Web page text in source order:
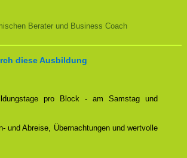
Berater und Business Coach
diese Ausbildung
pro Block - am Samstag und
und Abreise, Übernachtungen und wertvolle